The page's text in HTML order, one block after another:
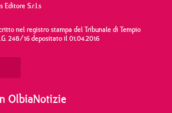
S.r.l.s
nel registro stampa del Tribunale di Tempio
248/16 depositato il 01.04.2016
OlbiaNotizie